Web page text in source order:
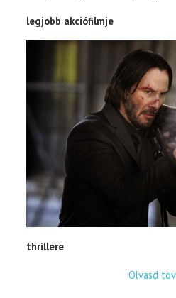
legjobb akciófilmje
thrillere
Olvasd